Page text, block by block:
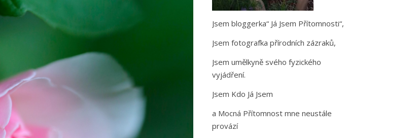
Jsem bloggerka“ Já Jsem Přítomnosti“,
Jsem fotografka přírodních zázraků,
Jsem umělkyně svého fyzického
vyjádření.
Jsem Kdo Já Jsem
a Mocná Přítomnost mne neustále
provází